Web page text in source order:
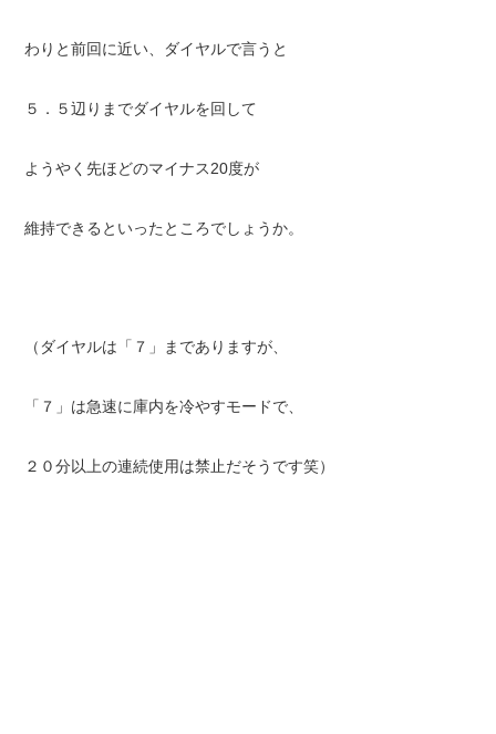
わりと前回に近い、ダイヤルで言うと
５．５辺りまでダイヤルを回して
ようやく先ほどのマイナス20度が
維持できるといったところでしょうか。
（ダイヤルは「７」までありますが、
「７」は急速に庫内を冷やすモードで、
２０分以上の連続使用は禁止だそうです笑）